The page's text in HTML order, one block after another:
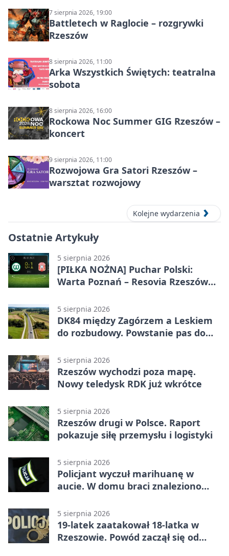
7 sierpnia 2026, 19:00
Battletech w Raglocie – rozgrywki
Rzeszów
8 sierpnia 2026, 11:00
Arka Wszystkich Świętych: teatralna
sobota
8 sierpnia 2026, 16:00
Rockowa Noc Summer GIG Rzeszów –
koncert
9 sierpnia 2026, 11:00
Rozwojowa Gra Satori Rzeszów –
warsztat rozwojowy
Kolejne wydarzenia
Ostatnie Artykuły
5 sierpnia 2026
[PIŁKA NOŻNA] Puchar Polski:
Warta Poznań – Resovia Rzeszów
pierwszoligowca
5 sierpnia 2026
DK84 między Zagórzem a Leskiem
do rozbudowy. Powstanie pas do
5 sierpnia 2026
Rzeszów wychodzi poza mapę.
Nowy teledysk RDK już wkrótce
5 sierpnia 2026
Rzeszów drugi w Polsce. Raport
pokazuje siłę przemysłu i logistyki
5 sierpnia 2026
Policjant wyczuł marihuanę w
aucie. W domu braci znaleziono
5 sierpnia 2026
19-latek zaatakował 18-latka w
Rzeszowie. Powód zaczął się od